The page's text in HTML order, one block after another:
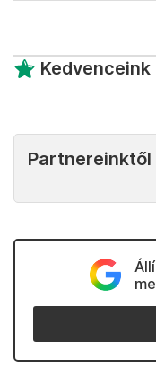
Kedvenceink
Partnereinktől